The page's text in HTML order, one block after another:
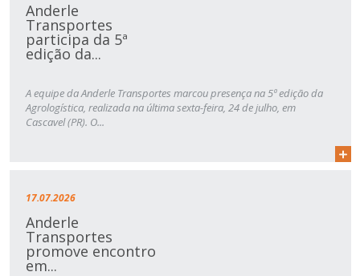
Anderle
Transportes
participa da 5ª
edição da...
A equipe da Anderle Transportes marcou presença na 5ª edição da
Agrologística, realizada na última sexta-feira, 24 de julho, em
Cascavel (PR). O...
17.07.2026
Anderle
Transportes
promove encontro
em...